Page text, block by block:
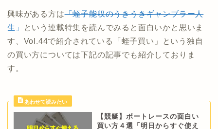
興味がある方は「蛭子能収のうきうきギャンブラー人
生」という連載特集を読んでみると面白いかと思いま
す、Vol.44で紹介されている「蛭子買い」という独自
の買い方については下記の記事でも紹介しておりま
す。
【競艇】ボートレースの面白い
買い方４選「明日からすぐ使え